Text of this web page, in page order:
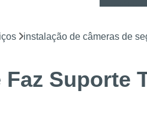
elétrica
de
instalação de câmeras de
Faz Suporte